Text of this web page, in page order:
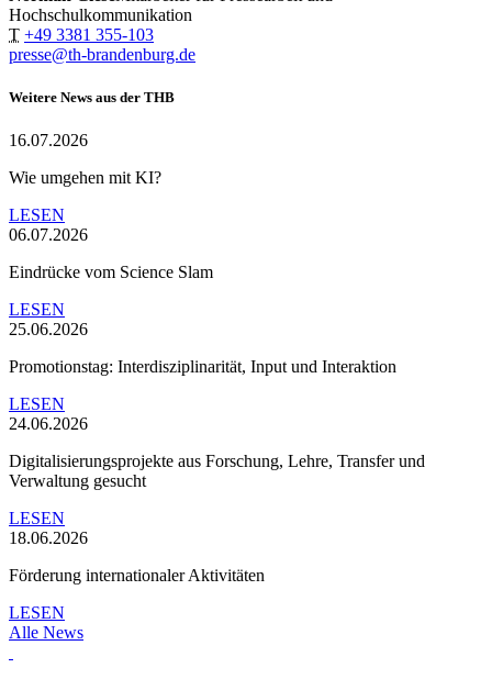
Hochschulkommunikation
T +49 3381 355-103
presse@th-brandenburg.de
Weitere News aus der THB
16.07.2026
Wie umgehen mit KI?
LESEN
06.07.2026
Eindrücke vom Science Slam
LESEN
25.06.2026
Promotionstag: Interdisziplinarität, Input und Interaktion
LESEN
24.06.2026
Digitalisierungsprojekte aus Forschung, Lehre, Transfer und
Verwaltung gesucht
LESEN
18.06.2026
Förderung internationaler Aktivitäten
LESEN
Alle News